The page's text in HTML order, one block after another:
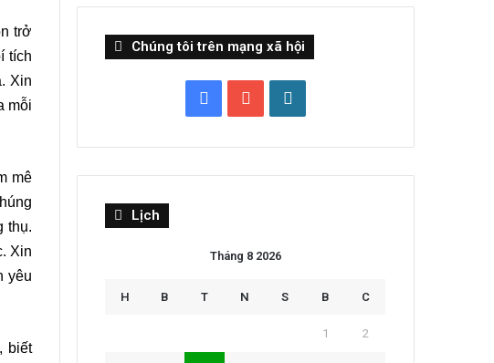
trở
tích
Xin
mỗi
mê
thụ.
Xin
yêu
biết
TÔN
Chúng tôi trên mạng xã hội
FacebookYouTube
Lịch
Tháng 8 2026
H B T N S B C
1 2